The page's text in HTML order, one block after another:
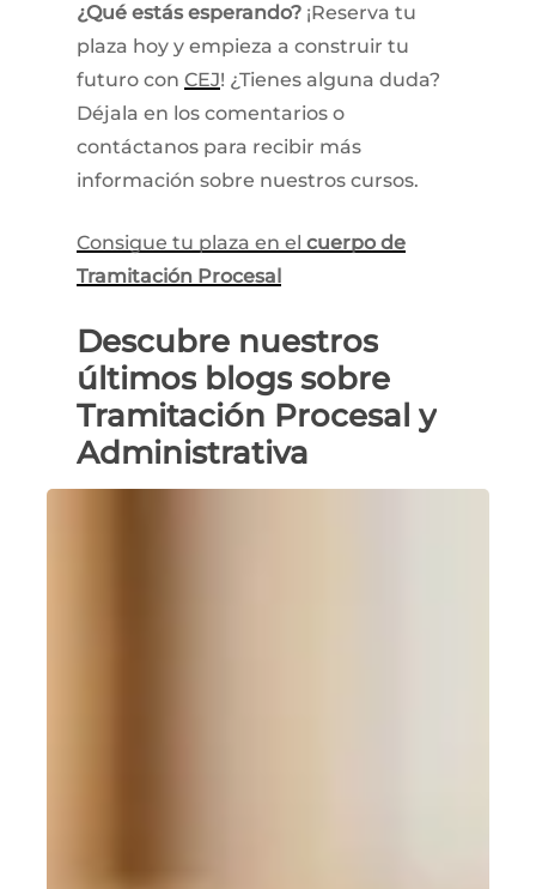
¿Qué estás esperando? ¡Reserva tu
plaza hoy y empieza a construir tu
futuro conCEJ! ¿Tienes alguna duda?
Déjala en los comentarios o
contáctanos para recibir más
información sobre nuestros cursos.
Consigue tu plaza en elcuerpo de
Tramitación Procesal
Descubre nuestros
últimos blogs sobre
Tramitación Procesal y
Administrativa